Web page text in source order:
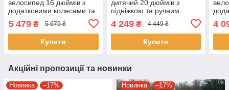
велосипед 16 дюймів з
додатковими колесами та
LMG16235 Чорний
5 479 ₴ 5 679 ₴
Купити
дитячий 20 дюймів з
підніжкою та ручним
20013-1 Салатовий
4 249₴ 4 449 ₴
Купити
4
Акційні пропозиції та новинки
Новинка –17% Новинка –17%